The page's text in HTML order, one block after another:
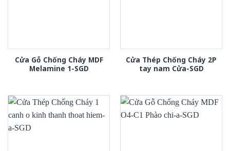
Cửa Gỗ Chống Cháy MDF
Melamine 1-SGD
Cửa Thép Chống Cháy 2P
tay nam Cửa-SGD